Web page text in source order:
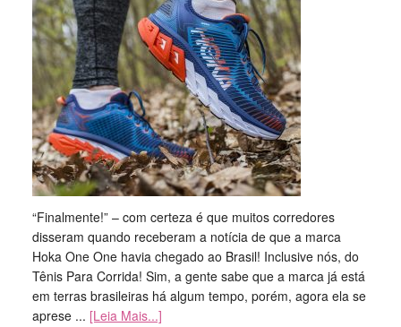
“Finalmente!” – com certeza é que muitos corredores
disseram quando receberam a notícia de que a marca
Hoka One One havia chegado ao Brasil! Inclusive nós, do
Tênis Para Corrida! Sim, a gente sabe que a marca já está
em terras brasileiras há algum tempo, porém, agora ela se
aprese ... [Leia Mais...]